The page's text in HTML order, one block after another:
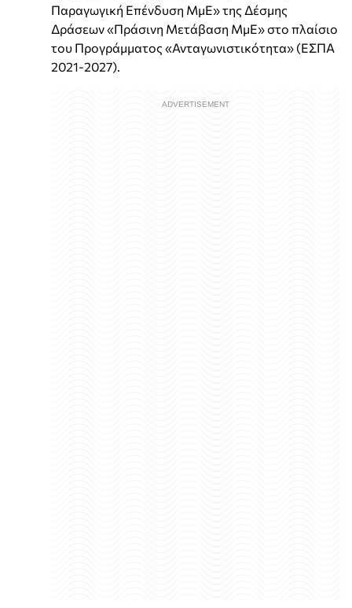
Παραγωγική Επένδυση ΜμΕ» της Δέσμης
Δράσεων «Πράσινη Μετάβαση ΜμΕ» στο πλαίσιο
του Προγράμματος «Ανταγωνιστικότητα» (ΕΣΠΑ
2021-2027).